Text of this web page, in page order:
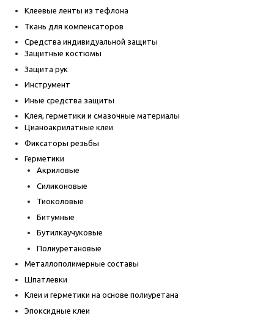
Клеевые ленты из тефлона
Ткань для компенсаторов
Средства индивидуальной защиты
Защитные костюмы
Защита рук
Инструмент
Иные средства защиты
Клея, герметики и смазочные материалы
Цианоакрилатные клеи
Фиксаторы резьбы
Герметики
Акриловые
Силиконовые
Тиоколовые
Битумные
Бутилкаучуковые
Полиуретановые
Металлополимерные составы
Шпатлевки
Клеи и герметики на основе полиуретана
Эпоксидные клеи